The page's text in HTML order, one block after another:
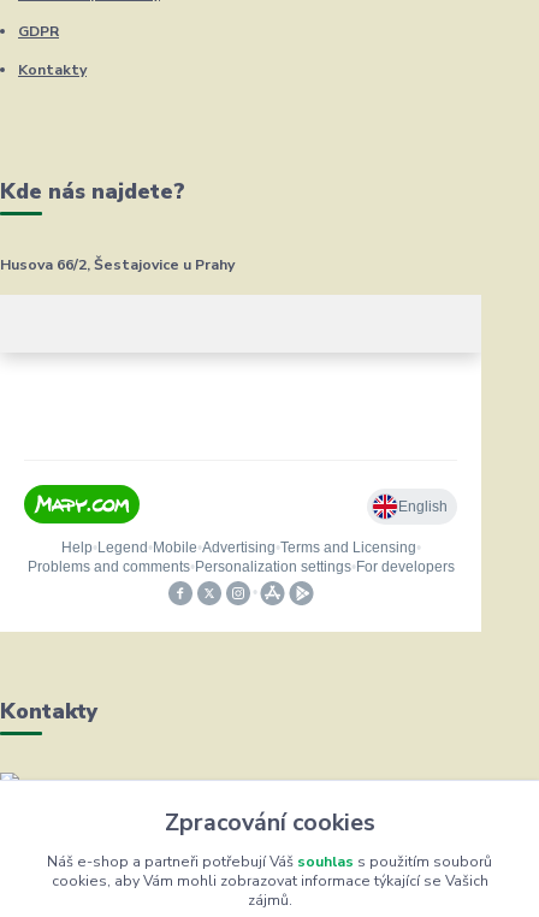
GDPR
Kontakty
Kde nás najdete?
Husova 66/2, Šestajovice u Prahy
Kontakty
Helena Bayerová
+420 604 711 491
(Po-Čt, 8-16 hod.)
Zpracování cookies
Náš e-shop a partneři potřebují Váš souhlas s použitím souborů
cookies, aby Vám mohli zobrazovat informace týkající se Vašich
zájmů.